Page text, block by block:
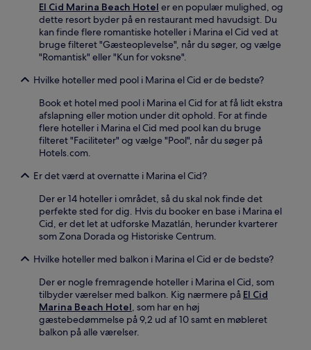
El Cid Marina Beach Hotel er en populær mulighed, og
dette resort byder på en restaurant med havudsigt. Du
kan finde flere romantiske hoteller i Marina el Cid ved at
bruge filteret "Gæsteoplevelse", når du søger, og vælge
"Romantisk" eller "Kun for voksne".
Hvilke hoteller med pool i Marina el Cid er de bedste?
Book et hotel med pool i Marina el Cid for at få lidt ekstra
afslapning eller motion under dit ophold. For at finde
flere hoteller i Marina el Cid med pool kan du bruge
filteret "Faciliteter" og vælge "Pool", når du søger på
Hotels.com.
Er det værd at overnatte i Marina el Cid?
Der er 14 hoteller i området, så du skal nok finde det
perfekte sted for dig. Hvis du booker en base i Marina el
Cid, er det let at udforske Mazatlán, herunder kvarterer
som Zona Dorada og Historiske Centrum.
Hvilke hoteller med balkon i Marina el Cid er de bedste?
Der er nogle fremragende hoteller i Marina el Cid, som
tilbyder værelser med balkon. Kig nærmere på El Cid
Marina Beach Hotel, som har en høj
gæstebedømmelse på 9,2 ud af 10 samt en møbleret
balkon på alle værelser.